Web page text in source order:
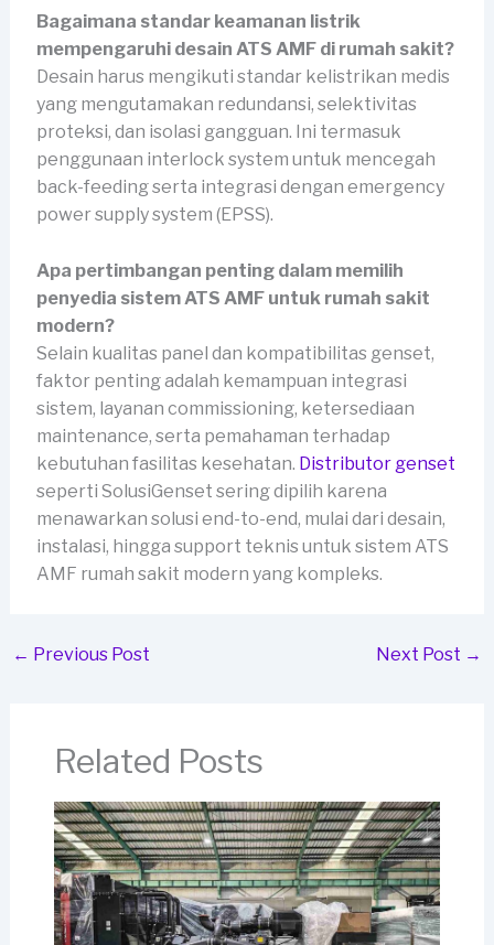
Bagaimana standar keamanan listrik
mempengaruhi desain ATS AMF di rumah sakit?
Desain harus mengikuti standar kelistrikan medis
yang mengutamakan redundansi, selektivitas
proteksi, dan isolasi gangguan. Ini termasuk
penggunaan interlock system untuk mencegah
back-feeding serta integrasi dengan emergency
power supply system (EPSS).
Apa pertimbangan penting dalam memilih
penyedia sistem ATS AMF untuk rumah sakit
modern?
Selain kualitas panel dan kompatibilitas genset,
faktor penting adalah kemampuan integrasi
sistem, layanan commissioning, ketersediaan
maintenance, serta pemahaman terhadap
kebutuhan fasilitas kesehatan. Distributor genset
seperti SolusiGenset sering dipilih karena
menawarkan solusi end-to-end, mulai dari desain,
instalasi, hingga support teknis untuk sistem ATS
AMF rumah sakit modern yang kompleks.
← Previous Post Next Post →
Related Posts